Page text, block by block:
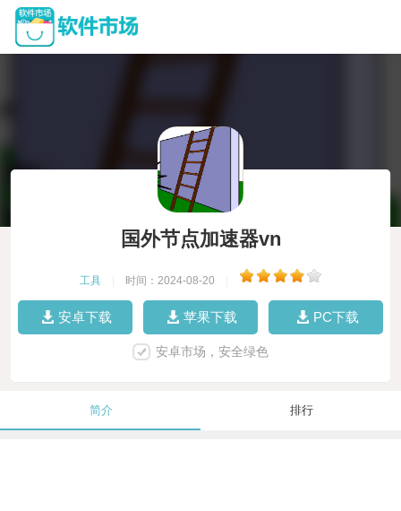
国外节点加速器vn
工具 时间：2024-08-20
安卓下载 苹果下载 PC下载
安卓市场，安全绿色
简介 排行